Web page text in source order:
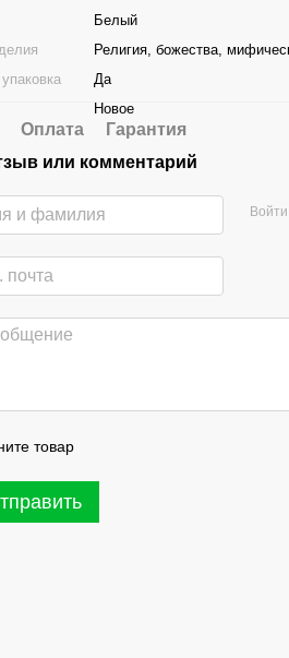
Белый
Религия, божества,
Да
Новое
Оплата
Гарантия
или комментарий
товар